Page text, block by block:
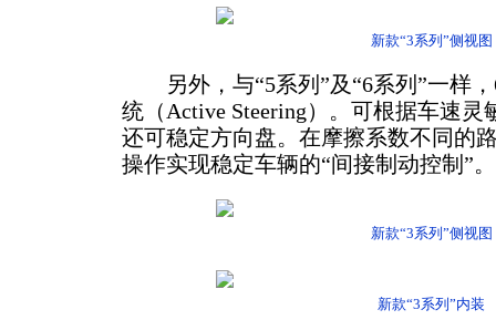
新款“3系列”侧视图
另外，与“5系列”及“6系列”一样，
统（Active Steering）。可根据车速
还可稳定方向盘。在摩擦系数不同的
操作实现稳定车辆的“间接制动控制”
新款“3系列”侧视图
新款“3系列”内装